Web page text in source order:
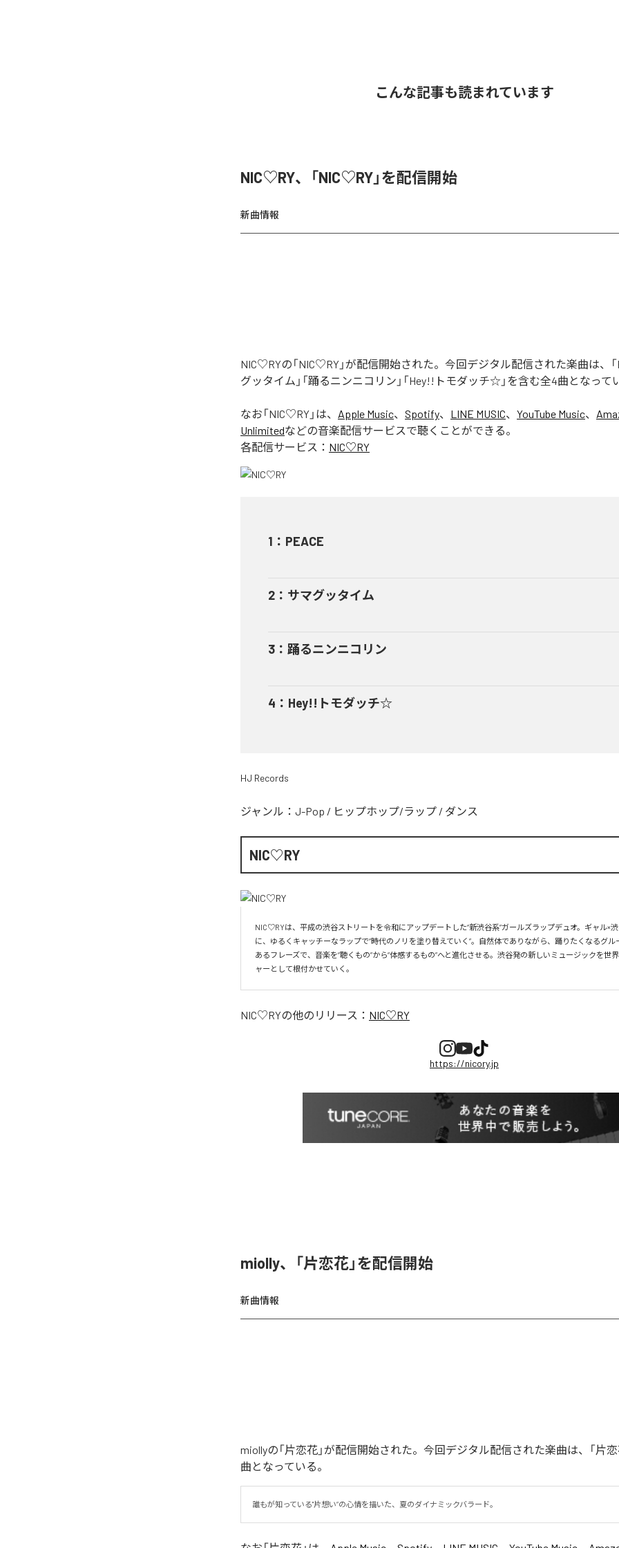
こんな記事も読まれています
NIC♡RY、「NIC♡RY」を配信開始
新曲情報
NIC♡RYの「NIC♡RY」が配信開始された。今回デジタル配信された楽曲は、「
グッタイム」「踊るニンニコリン」「Hey!!トモダッチ☆」を含む全4曲となって
なお「NIC♡RY 」は、 Apple Music、 Spotify、 LINE MUSIC、 YouTube Music、
Unlimitedなどの音楽配信サービスで聴くことができる。
各配信サービス： NIC♡RY
1 ： PEACE
2 ： サマグッタイム
3 ： 踊るニンニコリン
4 ： Hey!!トモダッチ☆
HJ Records
ジャンル： J-Pop / ヒップホップ/ラップ / ダンス
NIC♡RY
NIC♡RYは、平成の渋谷ストリートを令和にアップデートした“新渋谷系”ガールズラップデュオ。ギャル×
に、ゆるくキャッチーなラップで“時代のノリを塗り替えていく”。自然体でありながら、踊りたくなるグル
あるフレーズで、音楽を“聴くもの”から“体感するもの”へと進化させる。渋谷発の新しいミュージックを世
ャーとして根付かせていく。
NIC♡RYの他のリリース： NIC♡RY
https://nicory.jp
miolly、「片恋花」を配信開始
新曲情報
miollyの「片恋花」が配信開始された。今回デジタル配信された楽曲は、「片恋
曲となっている。
誰もが知っている"片想い”の心情を描いた、夏のダイナミックバラード。